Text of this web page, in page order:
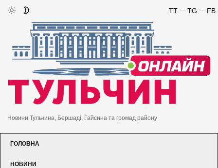
FB
TG
TT
Новини Тульчина, Бершаді, Гайсина та громад району
ГОЛОВНА
НОВИНИ